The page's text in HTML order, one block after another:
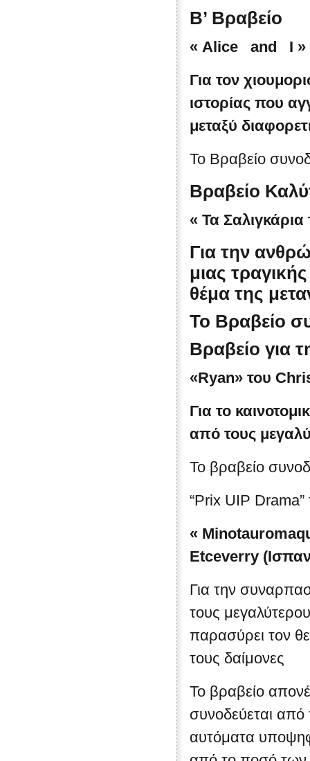
Β’ Βραβείο
« Alice and I
Για τον
ιστορίας που
μεταξύ
Το Βραβείο
Βραβείο
« Τα
Για την
μιας
θέμα της
Το Βραβείο
Βραβείο για
«Ryan» του
Για το
από τους
Το βραβείο
“Prix UIP
«
Etceverry
Για την
τους
παρασύρει τον
τους δαίμονες
Το βραβείο
συνοδεύεται
αυτόματα